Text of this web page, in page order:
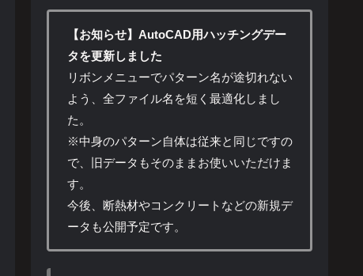
【お知らせ】AutoCAD用ハッチングデー
タを更新しました
リボンメニューでパターン名が途切れない
よう、全ファイル名を短く最適化しまし
た。
※中身のパターン自体は従来と同じですの
で、旧データもそのままお使いいただけま
す。
今後、断熱材やコンクリートなどの新規デ
ータも公開予定です。